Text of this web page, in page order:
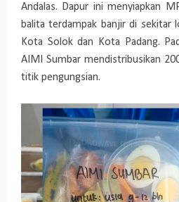
Andalas. Dapur ini menyiapkan
balita terdampak banjir di sekitar
Kota Solok dan Kota Padang.
AIMI Sumbar mendistribusikan
titik pengungsian.